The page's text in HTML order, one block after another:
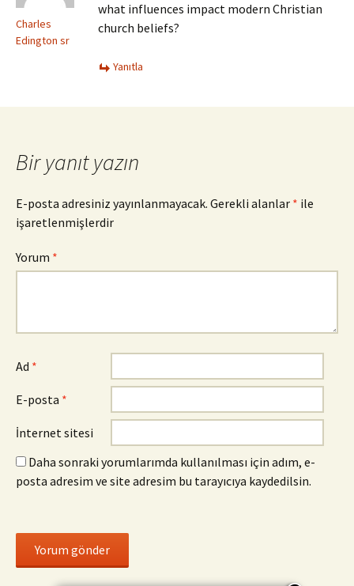
Charles
Edington sr
what influences impact modern Christian
church beliefs?
Yanıtla
Bir yanıt yazın
E-posta adresiniz yayınlanmayacak. Gerekli alanlar * ile
işaretlenmişlerdir
Yorum *
Ad *
E-posta *
İnternet sitesi
Daha sonraki yorumlarımda kullanılması için adım, e-
posta adresim ve site adresim bu tarayıcıya kaydedilsin.